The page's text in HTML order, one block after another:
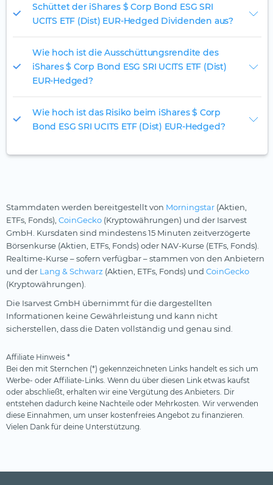
Schüttet der iShares $ Corp Bond ESG SRI
UCITS ETF (Dist) EUR-Hedged Dividenden aus?
Wie hoch ist die Ausschüttungsrendite des
iShares $ Corp Bond ESG SRI UCITS ETF (Dist)
EUR-Hedged?
Wie hoch ist das Risiko beim iShares $ Corp
Bond ESG SRI UCITS ETF (Dist) EUR-Hedged?
Stammdaten werden bereitgestellt von Morningstar (Aktien,
ETFs, Fonds), CoinGecko (Kryptowährungen) und der Isarvest
GmbH. Kursdaten sind mindestens 15 Minuten zeitverzögerte
Börsenkurse (Aktien, ETFs, Fonds) oder NAV-Kurse (ETFs, Fonds).
Realtime-Kurse – sofern verfügbar – stammen von den Anbietern
und der Lang & Schwarz (Aktien, ETFs, Fonds) und CoinGecko
(Kryptowährungen).
Die Isarvest GmbH übernimmt für die dargestellten
Informationen keine Gewährleistung und kann nicht
sicherstellen, dass die Daten vollständig und genau sind.
Affiliate Hinweis *
Bei den mit Sternchen (*) gekennzeichneten Links handelt es sich um
Werbe- oder Affiliate-Links. Wenn du über diesen Link etwas kaufst
oder abschließt, erhalten wir eine Vergütung des Anbieters. Dir
entstehen dadurch keine Nachteile oder Mehrkosten. Wir verwenden
diese Einnahmen, um unser kostenfreies Angebot zu finanzieren.
Vielen Dank für deine Unterstützung.